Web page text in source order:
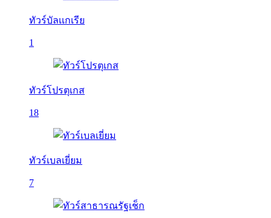
ทัวร์บัลเเกเรีย
1
ทัวร์โปรตุเกส
18
ทัวร์เบลเยี่ยม
7